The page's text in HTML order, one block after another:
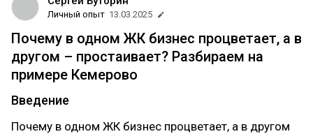
Личный опыт 13.03.2025
Почему в одном ЖК бизнес процветает, а в
другом – простаивает? Разбираем на
примере Кемерово
Введение
Почему в одном ЖК бизнес процветает, а в другом